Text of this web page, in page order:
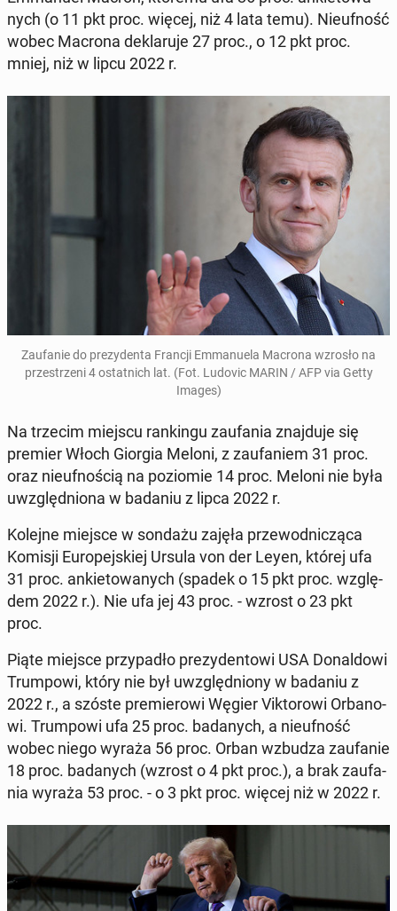
nych (o 11 pkt proc. więcej, niż 4 lata temu). Nie­uf­ność
wobec Macrona de­kla­ru­je 27 proc., o 12 pkt proc.
mniej, niż w lipcu 2022 r.
Za­ufa­nie do pre­zy­den­ta Francji Em­ma­nu­ela Macrona wzrosło na
prze­strze­ni 4 ostat­nich lat. (Fot. Ludovic MARIN / AFP via Getty
Images)
Na trzecim miejscu ran­kin­gu za­ufa­nia znaj­du­je się
premier Włoch Giorgia Meloni, z za­ufa­niem 31 proc.
oraz nie­uf­no­ścią na po­zio­mie 14 proc. Meloni nie była
uwzględ­nio­na w badaniu z lipca 2022 r.
Kolejne miejsce w sondażu zajęła prze­wod­ni­czą­ca
Komisji Eu­ro­pej­skiej Ursula von der Leyen, której ufa
31 proc. an­kie­to­wa­nych (spadek o 15 pkt proc. wzglę­
dem 2022 r.). Nie ufa jej 43 proc. - wzrost o 23 pkt
proc.
Piąte miejsce przy­pa­dło pre­zy­den­to­wi USA Do­nal­do­wi
Trum­po­wi, który nie był uwzględ­nio­ny w badaniu z
2022 r., a szóste pre­mie­ro­wi Węgier Vik­to­ro­wi Or­ba­no­
wi. Trum­po­wi ufa 25 proc. ba­da­nych, a nie­uf­ność
wobec niego wyraża 56 proc. Orban wzbudza za­ufa­nie
18 proc. ba­da­nych (wzrost o 4 pkt proc.), a brak za­ufa­
nia wyraża 53 proc. - o 3 pkt proc. więcej niż w 2022 r.